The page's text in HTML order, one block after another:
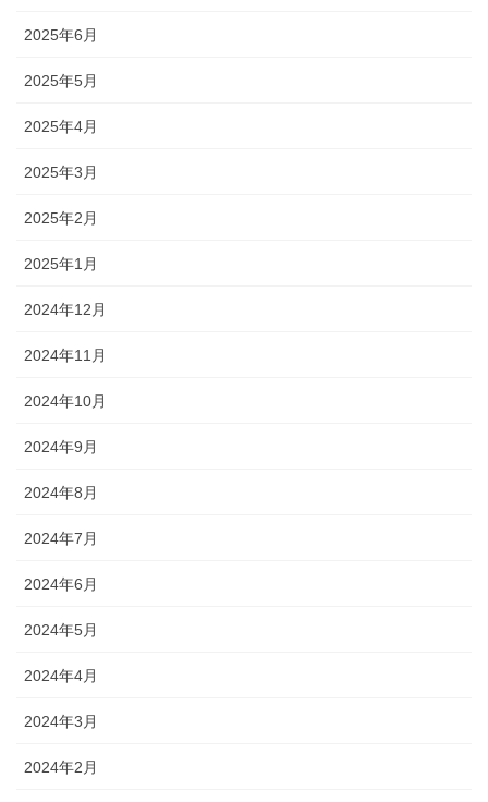
2025年6月
2025年5月
2025年4月
2025年3月
2025年2月
2025年1月
2024年12月
2024年11月
2024年10月
2024年9月
2024年8月
2024年7月
2024年6月
2024年5月
2024年4月
2024年3月
2024年2月